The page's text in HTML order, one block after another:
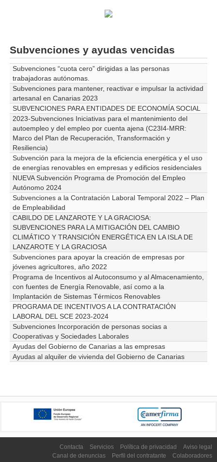
Subvenciones y ayudas vencidas
Subvenciones “cuota cero” dirigidas a las personas
trabajadoras autónomas.
Subvenciones para mantener, reactivar e impulsar la actividad
artesanal en Canarias 2023
SUBVENCIONES PARA ENTIDADES DE ECONOMÍA SOCIAL
2023-Subvenciones Iniciativas para el mantenimiento del
autoempleo y del empleo por cuenta ajena (C23I4-MRR:
Marco del Plan de Recuperación, Transformación y
Resiliencia)
Subvención para la mejora de la eficiencia energética y el uso
de energías renovables en empresas y edificios residenciales
NUEVA Subvención Programa de Promoción del Empleo
Autónomo 2024
Subvenciones a la Contratación Laboral Temporal 2022 – Plan
de Empleabilidad
CABILDO DE LANZAROTE Y LA GRACIOSA:
SUBVENCIONES PARA LA MITIGACIÓN DEL CAMBIO
CLIMÁTICO Y TRANSICIÓN ENERGÉTICA EN LA ISLA DE
LANZAROTE Y LA GRACIOSA
Subvenciones para apoyar la creación de empresas por
jóvenes agricultores, año 2022
Programa de Incentivos al Autoconsumo y al Almacenamiento,
con fuentes de Energía Renovable, así como a la
Implantación de Sistemas Térmicos Renovables
PROGRAMA DE INCENTIVOS A LA CONTRATACIÓN
LABORAL DEL SCE 2023-2024
Subvenciones Incorporación de personas socias a
Cooperativas y Sociedades Laborales
Ayudas del Gobierno de Canarias a las empresas
Ayudas al alquiler de vivienda del Gobierno de Canarias
Contacta Servicios Política de privacidad
Aviso legal
Canal de denuncias
Perfil del contratante Colaboradores